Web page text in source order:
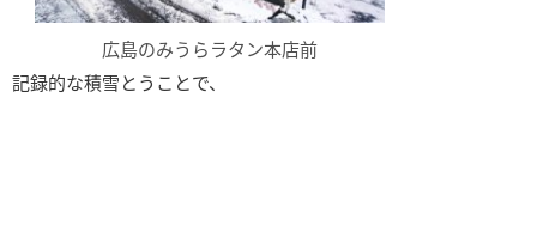
広島のみうらラタン本店前
記録的な積雪とうことで、